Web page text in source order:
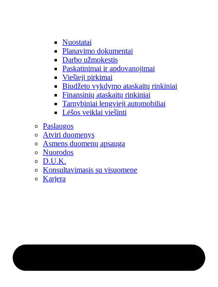
Nuostatai
Planavimo dokumentai
Darbo užmokestis
Paskatinimai ir apdovanojimai
Viešieji pirkimai
Biudžeto vykdymo ataskaitų rinkiniai
Finansinių ataskaitų rinkiniai
Tarnybiniai lengvieji automobiliai
Lėšos veiklai viešinti
Paslaugos
Atviri duomenys
Asmens duomenų apsauga
Nuorodos
D.U.K.
Konsultavimasis su visuomene
Karjera